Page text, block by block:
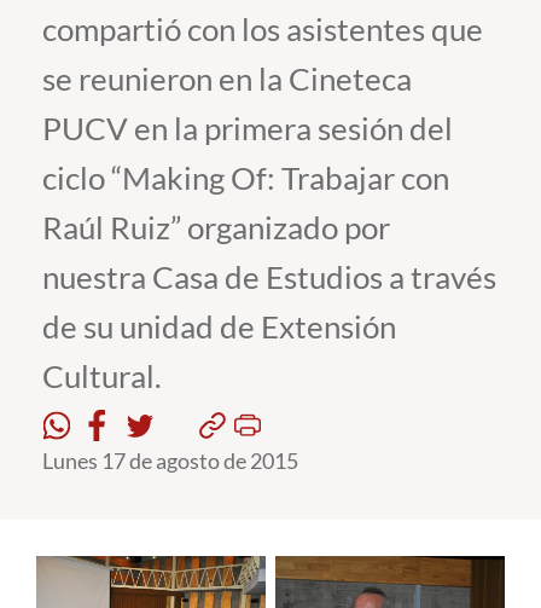
Estudiantes
Académicos
Funcionarios
Alumni
compartió con los asistentes que
se reunieron en la Cineteca
PUCV en la primera sesión del
ciclo “Making Of: Trabajar con
Raúl Ruiz” organizado por
nuestra Casa de Estudios a través
de su unidad de Extensión
Cultural.
Lunes 17 de agosto de 2015